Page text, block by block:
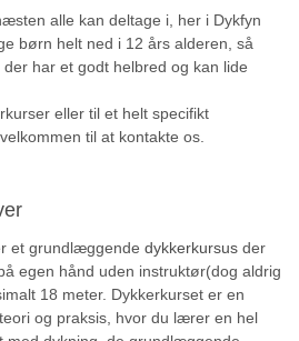
alle kan deltage i, her i Dykfyn
børn helt ned i 12 års alderen, så
har et godt helbred og kan lide
eller til et helt specifikt
til at kontakte os.
et grundlæggende dykkerkursus der
egen hånd uden instruktør(dog aldrig
18 meter. Dykkerkurset er en
og praksis, hvor du lærer en hel